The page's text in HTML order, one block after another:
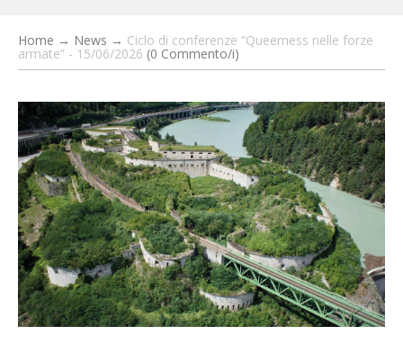
Home → News → Ciclo di conferenze “Queerness nelle forze
armate” - 15/06/2026 (0 Commento/i)